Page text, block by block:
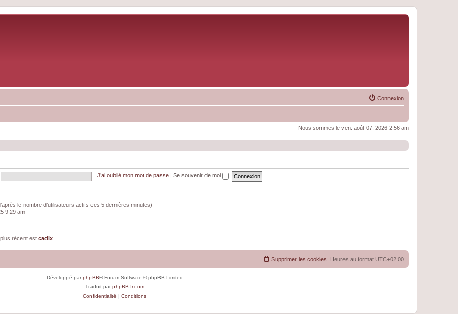
Connexion
Nous sommes le ven. août 07, 2026 2:56 am
J’ai oublié mon mot de passe Se souvenir de moi
le nombre d’utilisateurs actifs ces 5 dernières minutes)
9:29 am
récent est cadix
Heures au format UTC+02:00
Supprimer les cookies
Développé parphpBB® Forum Software © phpBB Limited
Traduit parphpBB-fr.com
Confidentialité | Conditions